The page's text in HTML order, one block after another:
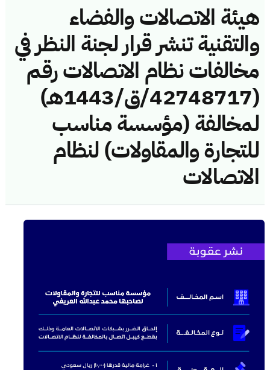
هيئة الاتصالات والفضاء
والتقنية تنشر قرار لجنة النظر في
مخالفات نظام الاتصالات رقم
(42748717/ق/1443هـ)
لمخالفة (مؤسسة مناسب
للتجارة والمقاولات) لنظام
الاتصالات